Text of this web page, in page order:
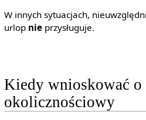
W innych sytuacjach,
urlop nieprzysługuje.
Kiedy wnioskować o
okolicznościowy